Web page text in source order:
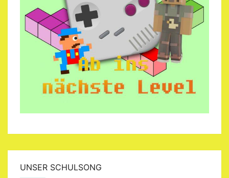
UNSER SCHULSONG